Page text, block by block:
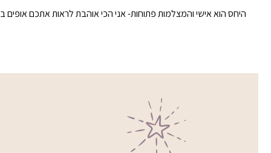
היחס הוא אישי והמצלמות פתוחות- אני הכי אוהבת לראות אתכם אופים